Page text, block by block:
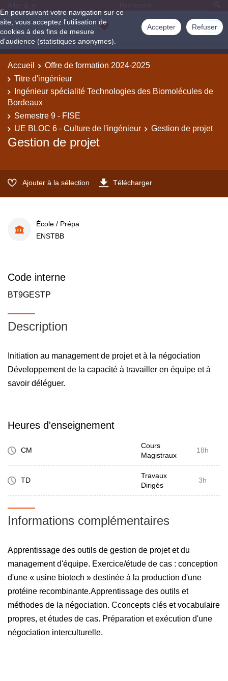
En poursuivant votre navigation sur ce
site, vous acceptez l'utilisation de
cookies à des fins de mesure
d'audience (statistiques anonymes).
Accepter Refuser
Aller à
Accueil
Offre de formation 2024-2025
Titre d'ingénieur
Ingénieur spécialité Technologies des Biomolécules de
Bordeaux
Semestre 9 - FISE
UE BLOC 6 - Culture de l'ingénieur
Gestion de projet
Gestion de projet
Ajouter à la sélection Télécharger
École / Prépa
ENSTBB
Code interne
BT9GESTP
Description
Initiation au management de projet et à la négociation
Développement de la capacité à travailler en équipe et à
savoir déléguer.
Heures d'enseignement
CM
Cours
Magistraux
18h
TD
Travaux
Dirigés
3h
Informations complémentaires
Apprentissage des outils de gestion de projet et du
management d'équipe. Exercice/étude de cas : conception
d'une « usine biotech » destinée à la production d'une
protéine recombinante.Apprentissage des outils et
méthodes de la négociation. Cconcepts clés et vocabulaire
propres, et études de cas. Préparation et exécution d'une
négociation interculturelle.